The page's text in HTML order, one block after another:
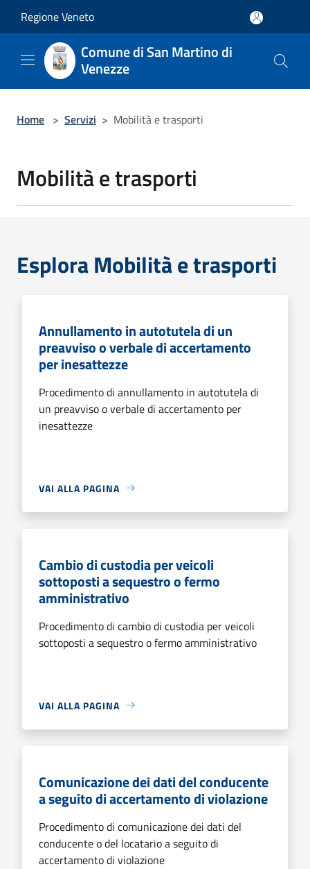
Regione Veneto
Comune di San Martino di
Venezze
Home > Servizi > Mobilità e trasporti
Mobilità e trasporti
Esplora Mobilità e trasporti
Annullamento in autotutela di un
preavviso o verbale di accertamento
per inesattezze
Procedimento di annullamento in autotutela di
un preavviso o verbale di accertamento per
inesattezze
VAI ALLA PAGINA
Cambio di custodia per veicoli
sottoposti a sequestro o fermo
amministrativo
Procedimento di cambio di custodia per veicoli
sottoposti a sequestro o fermo amministrativo
VAI ALLA PAGINA
Comunicazione dei dati del conducente
a seguito di accertamento di violazione
Procedimento di comunicazione dei dati del
conducente o del locatario a seguito di
accertamento di violazione